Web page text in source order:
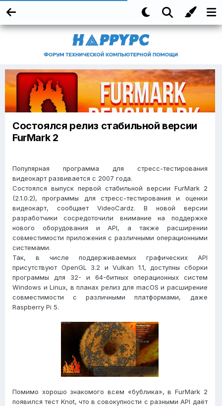
Состоялся релиз стабильной версии
FurMark 2
Популярная программа для стресс-тестирования
видеокарт развивается с 2007 года.
Состоялся выпуск первой стабильной версии FurMark 2
(2.1.0.2), программы для стресс-тестирования и оценки
видеокарт, сообщает VideoCardz. В новой версии
разработчики сосредоточили внимание на поддержке
нового оборудования и API, а также расширении
совместимости приложения с различными операционными
системами.
Так, в числе поддерживаемых графических API
присутствуют OpenGL 3.2 и Vulkan 1.1, доступны сборки
программы для 32- и 64-битных операционных систем
Windows и Linux, в планах релиз для macOS и расширение
совместимости с различными платформами, даже
Raspberry Pi 5.
Помимо хорошо знакомого всем «бублика», в FurMark 2
появился тест Knot, что в совокупности с разными API даёт